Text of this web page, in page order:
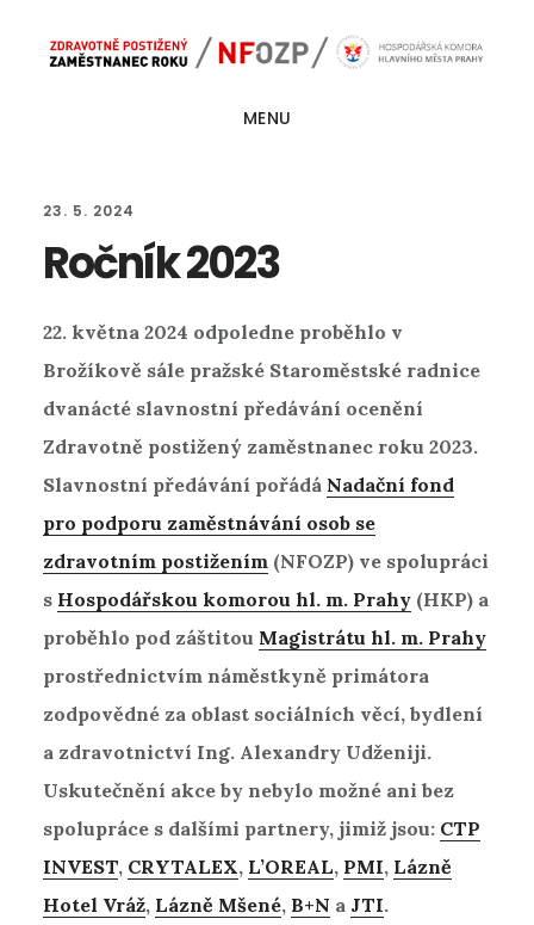
Main
navigation
MENU
23. 5. 2024
Ročník 2023
22. května 2024 odpoledne proběhlo v
Brožíkově sále pražské Staroměstské radnice
dvanácté slavnostní předávání ocenění
Zdravotně postižený zaměstnanec roku 2023.
Slavnostní předávání pořádá Nadační fond
pro podporu zaměstnávání osob se
zdravotním postižením (NFOZP) ve spolupráci
s Hospodářskou komorou hl. m. Prahy(HKP) a
proběhlo pod záštitou Magistrátu hl. m. Prahy
prostřednictvím náměstkyně primátora
zodpovědné za oblast sociálních věcí, bydlení
a zdravotnictví Ing. Alexandry Udženiji.
Uskutečnění akce by nebylo možné ani bez
spolupráce s dalšími partnery, jimiž jsou: CTP
INVEST, CRYTALEX, L’OREAL, PMI, Lázně
Hotel Vráž, Lázně Mšené, B+N a JTI.